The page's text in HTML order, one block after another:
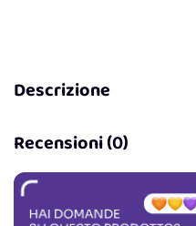
Descrizione
Recensioni (0)